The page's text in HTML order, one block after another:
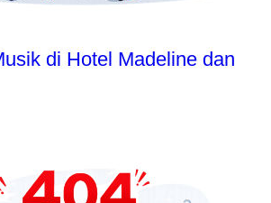
di Hotel Madeline dan